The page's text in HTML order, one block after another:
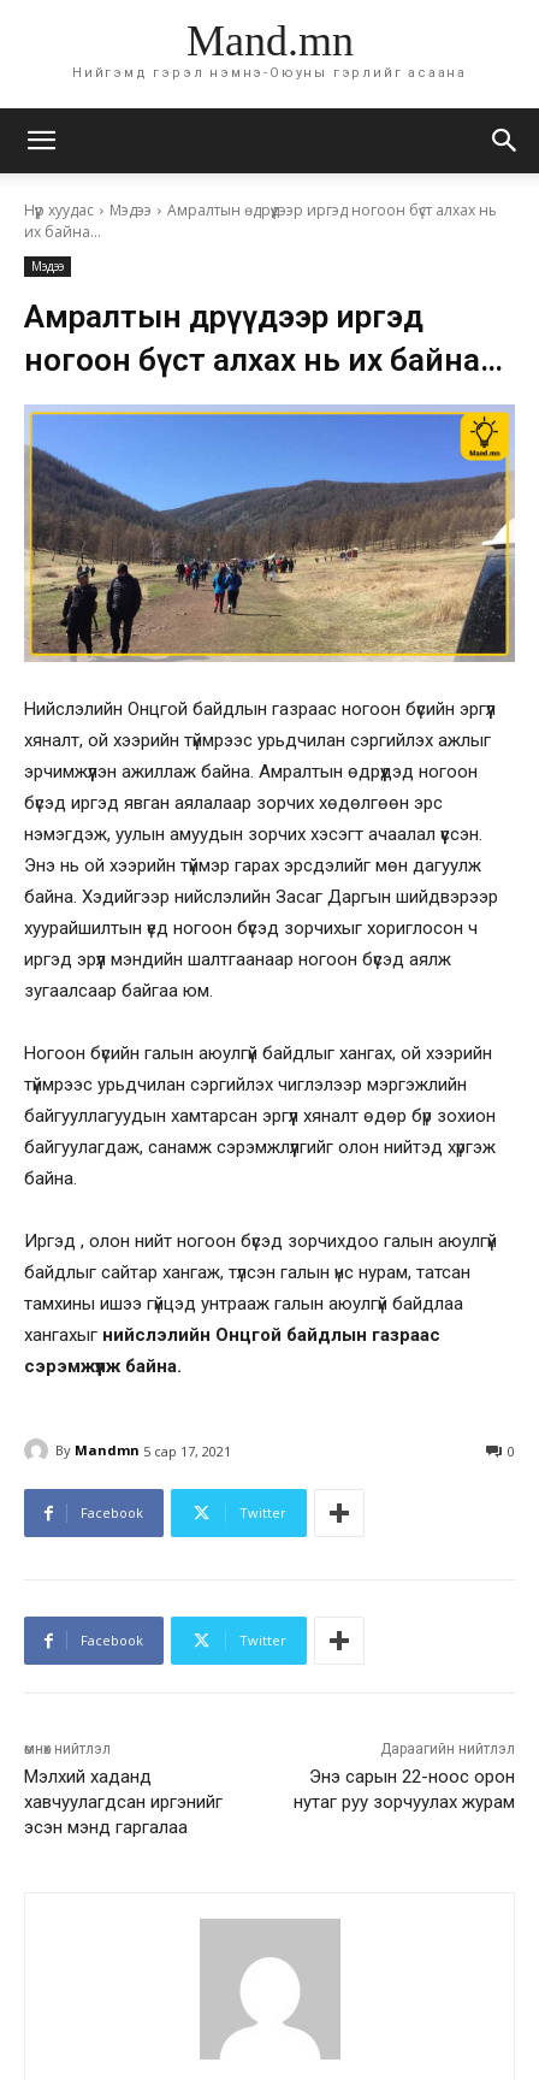
Mand.mn
Нийгэмд гэрэл нэмнэ-Оюуны гэрлийг асаана
Нүүр хуудас Мэдээ
Амралтын өдрүүдээр иргэд ногоон бүст алхах нь
их байна...
Мэдээ
Амралтын өдрүүдээр иргэд
ногоон бүст алхах нь их байна…
Нийслэлийн Онцгой байдлын газраас ногоон бүсийн эргүүл
хяналт, ой хээрийн түймрээс урьдчилан сэргийлэх ажлыг
эрчимжүүлэн ажиллаж байна. Амралтын өдрүүдэд ногоон
бүсэд иргэд явган аялалаар зорчих хөдөлгөөн эрс
нэмэгдэж, уулын амуудын зорчих хэсэгт ачаалал үүссэн.
Энэ нь ой хээрийн түймэр гарах эрсдэлийг мөн дагуулж
байна. Хэдийгээр нийслэлийн Засаг Даргын шийдвэрээр
хуурайшилтын үед ногоон бүсэд зорчихыг хориглосон ч
иргэд эрүүл мэндийн шалтгаанаар ногоон бүсэд аялж
зугаалсаар байгаа юм.
Ногоон бүсийн галын аюулгүй байдлыг хангах, ой хээрийн
түймрээс урьдчилан сэргийлэх чиглэлээр мэргэжлийн
байгууллагуудын хамтарсан эргүүл хяналт өдөр бүр зохион
байгуулагдаж, санамж сэрэмжлүүлгийг олон нийтэд хүргэж
байна.
Иргэд , олон нийт ногоон бүсэд зорчихдоо галын аюулгүй
байдлыг сайтар хангаж, түлсэн галын үнс нурам, татсан
тамхины ишээ гүйцэд унтрааж галын аюулгүй байдлаа
хангахыг нийслэлийн Онцгой байдлын газраас
сэрэмжүүлж байна.
By Mandmn 5 сар 17, 2021 0
Facebook Twitter
Facebook Twitter
өмнөх нийтлэл
Мэлхий хаданд
хавчуулагдсан иргэнийг
эсэн мэнд гаргалаа
Дараагийн нийтлэл
Энэ сарын 22-ноос орон
нутаг руу зорчуулах журам